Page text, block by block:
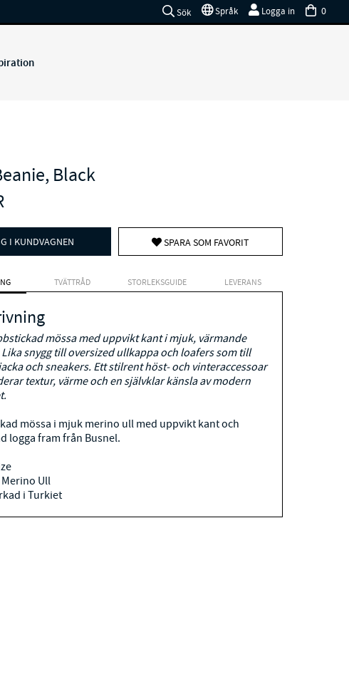
0
Logga in
Språk
Sök
Black
I KUNDVAGNEN SPARA SOM FAVORIT
TVÄTTRÅD STORLEKSGUIDE LEVERANS
mössa med uppvikt kant i mjuk, värmande
snygg till oversized ullkappa och loafers som till
och sneakers. Ett stilrent höst- och vinteraccessoar
textur, värme och en självklar känsla av modern
mössa i mjuk merino ull med uppvikt kant och
logga fram från Busnel.
Merino Ull
i Turkiet